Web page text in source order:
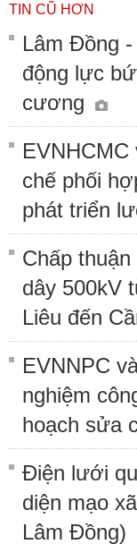
TIN CŨ HƠN
Lâm Đồng
động lực
cương
chế phối
phát triển
Chấp
dây 500kV
Liêu đến
EVNNPC
nghiệm
hoạch sửa
Điện lưới
diện mạo
Lâm Đồng)